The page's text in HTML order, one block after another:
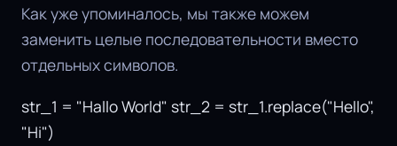
Как уже упоминалось, мы также можем
заменить целые последовательности вместо
отдельных символов.
str_1 = "Hallo World" str_2 = str_1.replace("Hello",
"Hi")